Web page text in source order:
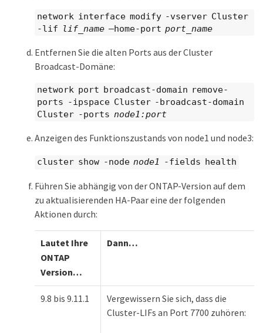
network interface modify -vserver Cluster
-lif lif_name–home-portport_name
Entfernen Sie die alten Ports aus der Cluster
Broadcast-Domäne:
network port broadcast-domain remove-
ports -ipspace Cluster -broadcast-domain
Cluster -ports node1:port
Anzeigen des Funktionszustands von node1 und node3:
cluster show -nodenode1 -fields health
Führen Sie abhängig von der ONTAP-Version auf dem
zu aktualisierenden HA-Paar eine der folgenden
Aktionen durch:
Lautet Ihre
ONTAP
Version…​
Dann…​
9.8 bis 9.11.1
Vergewissern Sie sich, dass die
Cluster-LIFs an Port 7700 zuhören: